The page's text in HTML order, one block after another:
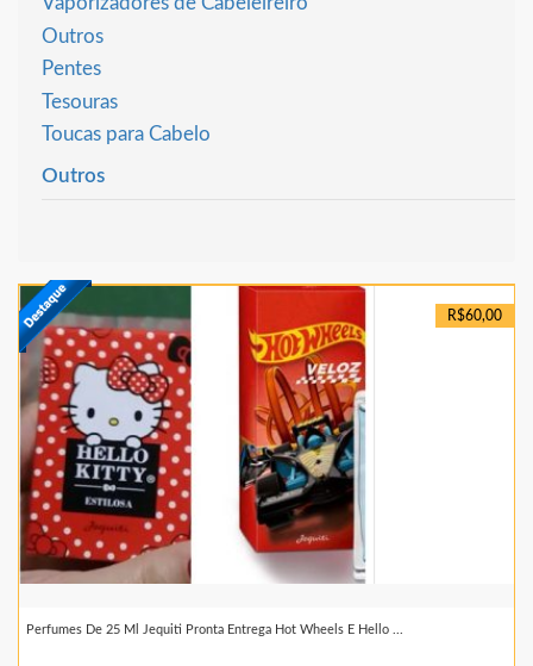
Outros
Pentes
Tesouras
Toucas para Cabelo
Outros
R$60,00
Perfumes De 25 Ml Jequiti Pronta Entrega Hot Wheels E Hello ...